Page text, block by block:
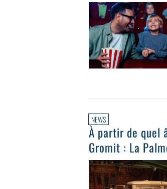
NEWS
À partir de quel
Gromit : La